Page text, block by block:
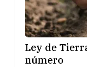
Ley de
número